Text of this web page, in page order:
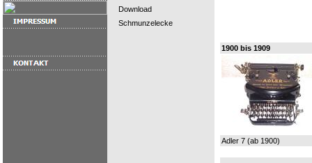
Download
Schmunzelecke
1900 bis 1909
Adler 7 (ab 1900)